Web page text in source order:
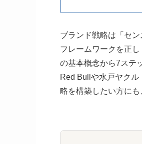
ブランド戦略は「セ
フレームワークを正
の基本概念から7ステ
Red Bullや水戸ヤク
略を構築したい方にも